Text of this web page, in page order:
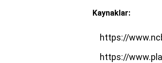
Kaynaklar:
https://
https://